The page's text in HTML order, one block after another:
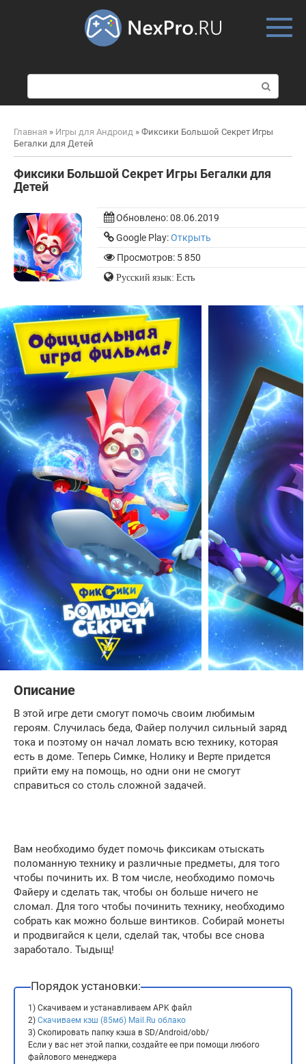
о
и
к
Главная » Игры для Андроид » Фиксики Большой Секрет Игры
Бегалки для Детей
Фиксики Большой Секрет Игры Бегалки для
Детей
Обновлено:08.06.2019
Google Play:Открыть
Просмотров: 5 850
Русский язык: Есть
Описание
В этой игре дети смогут помочь своим любимым
героям. Случилась беда, Файер получил сильный заряд
тока и поэтому он начал ломать всю технику, которая
есть в доме. Теперь Симке, Нолику и Верте придется
прийти ему на помощь, но одни они не смогут
справиться со столь сложной задачей.
Вам необходимо будет помочь фиксикам отыскать
поломанную технику и различные предметы, для того
чтобы починить их. В том числе, необходимо помочь
Файеру и сделать так, чтобы он больше ничего не
сломал. Для того чтобы починить технику, необходимо
собрать как можно больше винтиков. Собирай монеты
и продвигайся к цели, сделай так, чтобы все снова
заработало. Тыдыщ!
Порядок установки:
1) Скачиваем и устанавливаем APK файл
2) Скачиваем кэш (85мб) Mail.Ru облако
3) Скопировать папку кэша в SD/Android/obb/
Если у вас нет этой папки, создайте ее при помощи любого
файлового менеджера